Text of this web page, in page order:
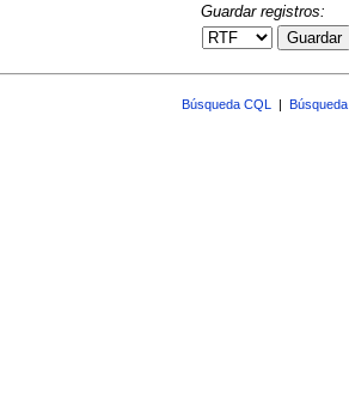
Guardar registros:
Guardar
Búsqueda CQL